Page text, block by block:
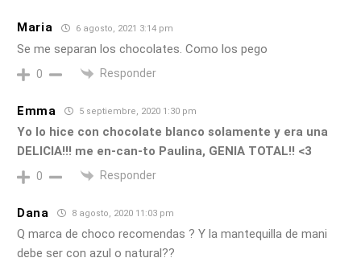
Maria 6 agosto, 2021 3:14 pm
Se me separan los chocolates. Como los pego
0 Responder
Emma 5 septiembre, 2020 1:30 pm
Yo lo hice con chocolate blanco solamente y era una
DELICIA!!! me en-can-to Paulina, GENIA TOTAL!! <3
0 Responder
Dana 8 agosto, 2020 11:03 pm
Q marca de choco recomendas ? Y la mantequilla de mani
debe ser con azul o natural??